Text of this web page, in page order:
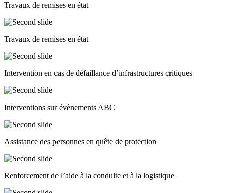
Travaux de remises en état
Travaux de remises en état
Intervention en cas de défaillance d’infrastructures critiques
Interventions sur évènements ABC
Assistance des personnes en quête de protection
Renforcement de l’aide à la conduite et à la logistique